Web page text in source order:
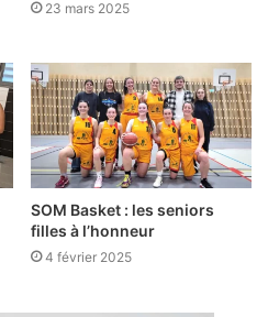
23 mars 2025
SOM Basket : les seniors
filles à l’honneur
4 février 2025